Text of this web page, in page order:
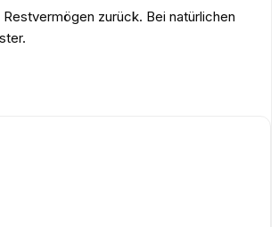
zurück. Bei natürlichen